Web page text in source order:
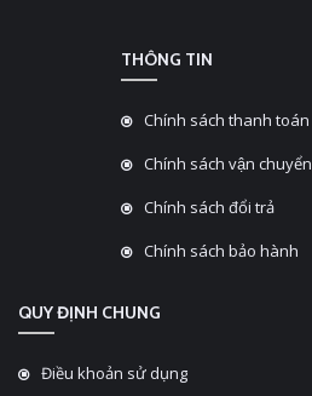
THÔNG TIN
Chính sách thanh toán
Chính sách vận chuyển
Chính sách đổi trả
Chính sách bảo hành
QUY ĐỊNH CHUNG
Điều khoản sử dụng